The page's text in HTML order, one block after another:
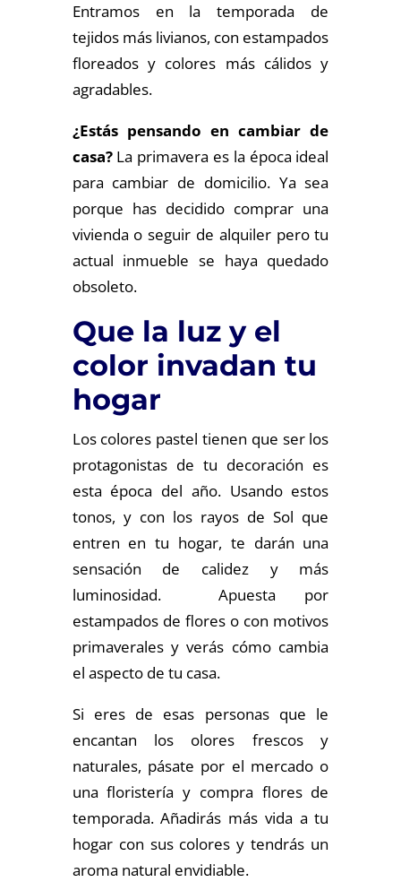
Entramos en la temporada de
tejidos más livianos, con estampados
floreados y colores más cálidos y
agradables.
¿Estás pensando en cambiar de
casa?La primavera es la época ideal
para cambiar de domicilio. Ya sea
porque has decidido comprar una
vivienda o seguir de alquiler pero tu
actual inmueble se haya quedado
obsoleto.
Que la luz y el
color invadan tu
hogar
Los colores pastel tienen que ser los
protagonistas de tu decoración es
esta época del año. Usando estos
tonos, y con los rayos de Sol que
entren en tu hogar, te darán una
sensación de calidez y más
luminosidad. Apuesta por
estampados de flores o con motivos
primaverales y verás cómo cambia
el aspecto de tu casa.
Si eres de esas personas que le
encantan los olores frescos y
naturales, pásate por el mercado o
una floristería y compra flores de
temporada. Añadirás más vida a tu
hogar con sus colores y tendrás un
aroma natural envidiable.